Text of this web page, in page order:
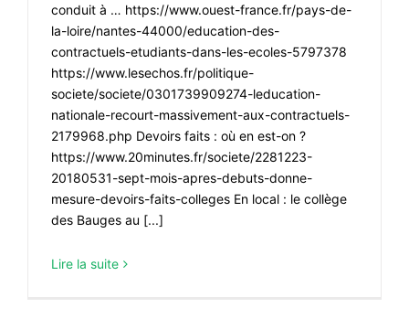
conduit à … https://www.ouest-france.fr/pays-de-
la-loire/nantes-44000/education-des-
contractuels-etudiants-dans-les-ecoles-5797378
https://www.lesechos.fr/politique-
societe/societe/0301739909274-leducation-
nationale-recourt-massivement-aux-contractuels-
2179968.php Devoirs faits : où en est-on ?
https://www.20minutes.fr/societe/2281223-
20180531-sept-mois-apres-debuts-donne-
mesure-devoirs-faits-colleges En local : le collège
des Bauges au [...]
Lire la suite